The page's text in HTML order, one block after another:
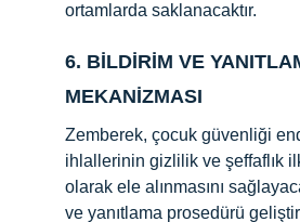
ortamlarda saklanacaktır.
6. BİLDİRİM VE
MEKANİZMASI
Zemberek, çocuk güvenliği
ihlallerinin gizlilik ve şeffaflık
olarak ele alınmasını
ve yanıtlama prosedürü